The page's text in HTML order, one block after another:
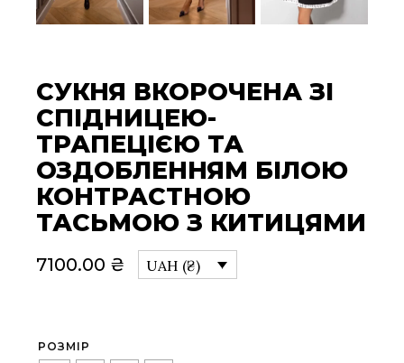
СУКНЯ ВКОРОЧЕНА ЗІ
СПІДНИЦЕЮ-
ТРАПЕЦІЄЮ ТА
ОЗДОБЛЕННЯМ БІЛОЮ
КОНТРАСТНОЮ
ТАСЬМОЮ З КИТИЦЯМИ
7100.00 ₴ UAH (₴)
РОЗМІР